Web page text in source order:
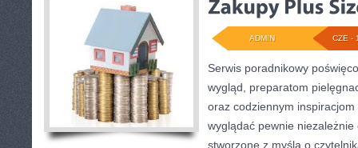
CZE -
ADMIN
Serwis poradnikowy
wygląd, preparatom
oraz codziennym
wyglądać pewnie niezależnie
stworzone z myślą o